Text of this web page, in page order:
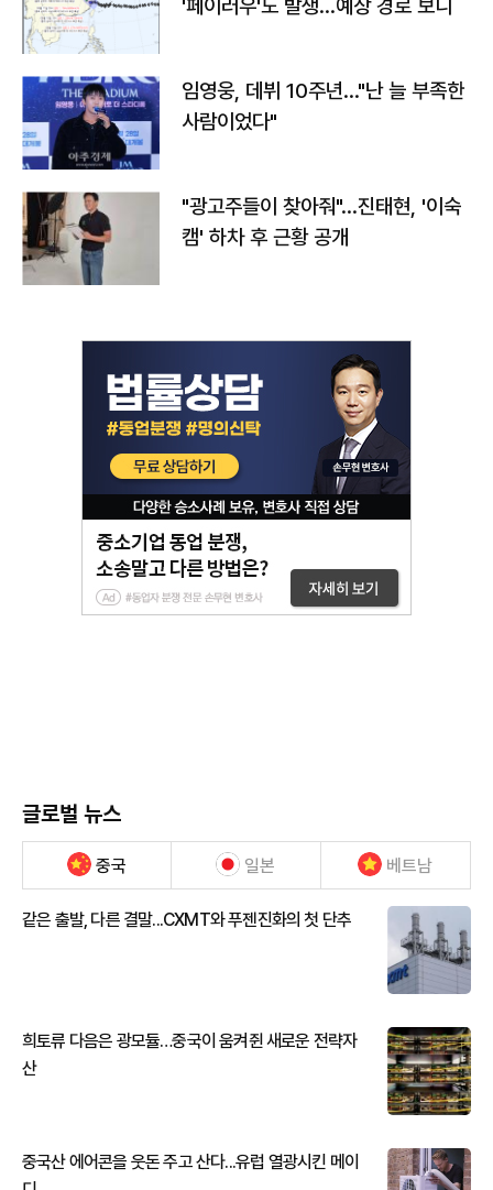
'페이러우'도 발생…예상 경로 보니
임영웅, 데뷔 10주년…"난 늘 부족한
사람이었다"
"광고주들이 찾아줘"…진태현, '이숙
캠' 하차 후 근황 공개
글로벌 뉴스
중국 일본 베트남
같은 출발, 다른 결말...CXMT와 푸젠진화의 첫 단추
희토류 다음은 광모듈…중국이 움켜쥔 새로운 전략자
산
중국산 에어콘을 웃돈 주고 산다...유럽 열광시킨 메이